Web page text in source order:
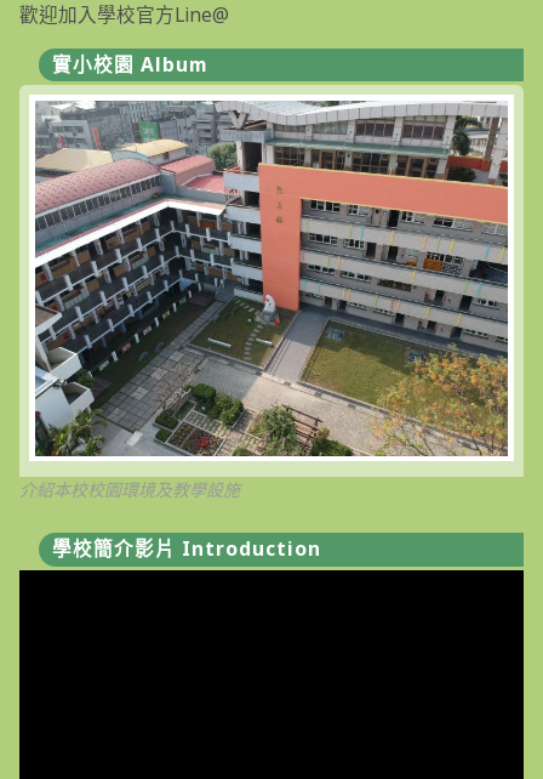
歡迎加入學校官方Line@
實小校園 Album
介紹本校校園環境及教學設施
學校簡介影片 Introduction